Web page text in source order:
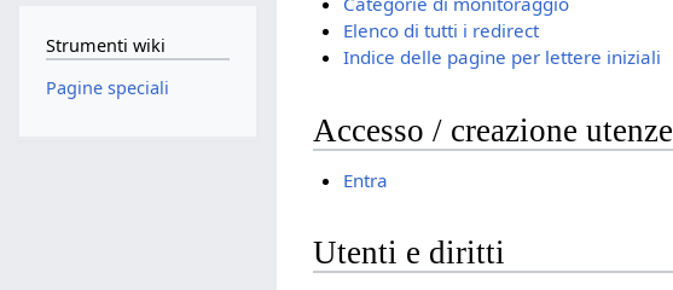
Elenco di tutti i redirect
Indice delle pagine per lettere iniziali
Accesso / creazione utenze
Entra
Utenti e diritti
Strumenti wiki
Pagine speciali